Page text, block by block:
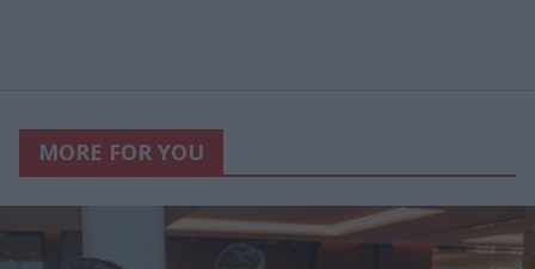
MORE FOR YOU